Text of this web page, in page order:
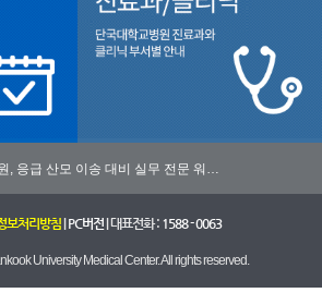
, 응급 산모 이송 대비 실무 전문 워…
보처리방침| PC버전| 대표전화 : 1588 - 0063
University Medical Center. All rights reserved.